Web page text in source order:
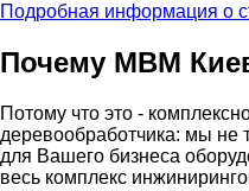
Подробная информация о
Почему МВМ
Потому что это -
деревообработчика: мы не
для Вашего бизнеса
весь комплекс